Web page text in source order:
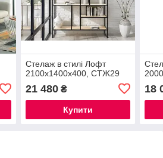
Стелаж в стилі Лофт
2100х1400х400, СТЖ29
21 480₴
Купити
18